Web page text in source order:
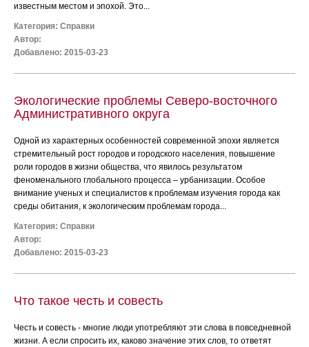
известным местом и эпохой. Это...
Категория: Справки
Автор:
Добавлено: 2015-03-23
Экологические проблемы Северо-восточного
Административного округа
Одной из характерных особенностей современной эпохи является
стремительный рост городов и городского населения, повышение
роли городов в жизни общества, что явилось результатом
феноменального глобального процесса – урбанизации. Особое
внимание ученых и специалистов к проблемам изучения города как
среды обитания, к экологическим проблемам города...
Категория: Справки
Автор:
Добавлено: 2015-03-23
Что такое честь и совесть
Честь и совесть - многие люди употребляют эти слова в повседневной
жизни. А если спросить их, каково значение этих слов, то ответят